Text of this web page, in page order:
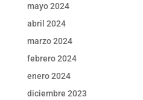
mayo 2024
abril 2024
marzo 2024
febrero 2024
enero 2024
diciembre 2023